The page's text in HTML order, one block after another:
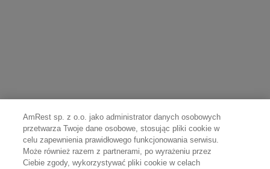
AmRest sp. z o.o. jako administrator danych osobowych
przetwarza Twoje dane osobowe, stosując pliki cookie w
celu zapewnienia prawidłowego funkcjonowania serwisu.
Może również razem z partnerami, po wyrażeniu przez
Ciebie zgody, wykorzystywać pliki cookie w celach